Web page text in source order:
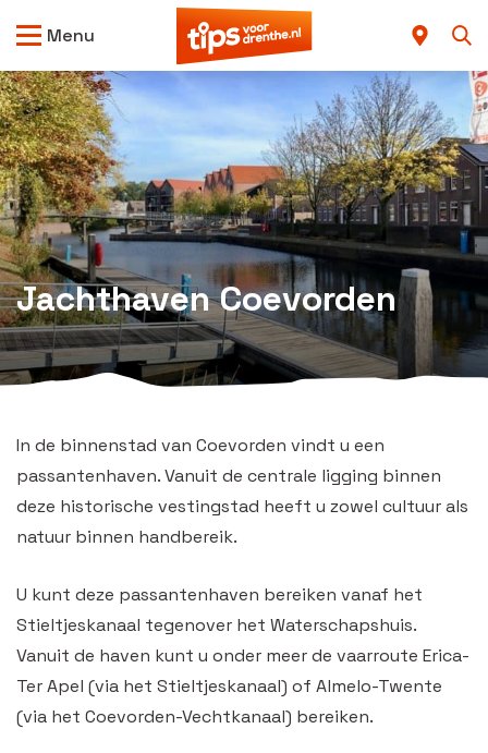
Menu
Jachthaven Coevorden
In de binnenstad van Coevorden vindt u een
passantenhaven. Vanuit de centrale ligging binnen
deze historische vestingstad heeft u zowel cultuur als
natuur binnen handbereik.
U kunt deze passantenhaven bereiken vanaf het
Stieltjeskanaal tegenover het Waterschapshuis.
Vanuit de haven kunt u onder meer de vaarroute Erica-
Ter Apel (via het Stieltjeskanaal) of Almelo-Twente
(via het Coevorden-Vechtkanaal) bereiken.